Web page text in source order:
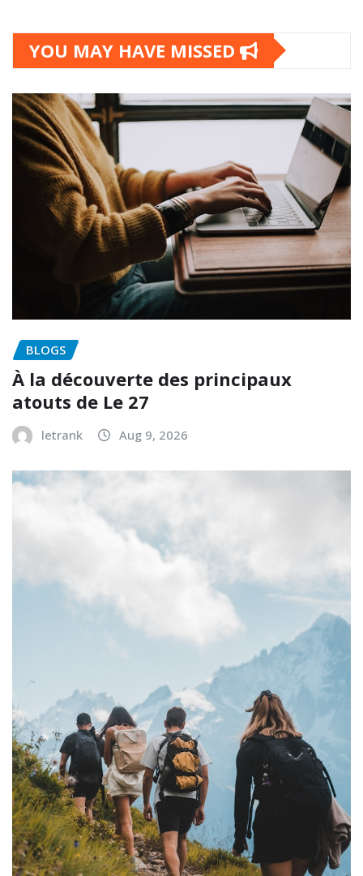
YOU MAY HAVE MISSED
BLOGS
À la découverte des principaux
atouts de Le 27
letrank Aug 9, 2026